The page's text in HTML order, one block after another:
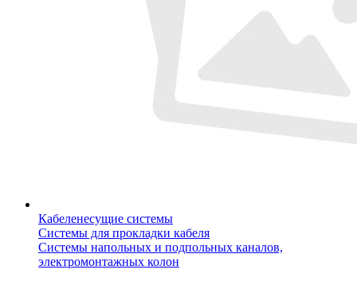
Кабеленесущие системы
Системы для прокладки кабеля
Системы напольных и подпольных каналов,
электромонтажных колон